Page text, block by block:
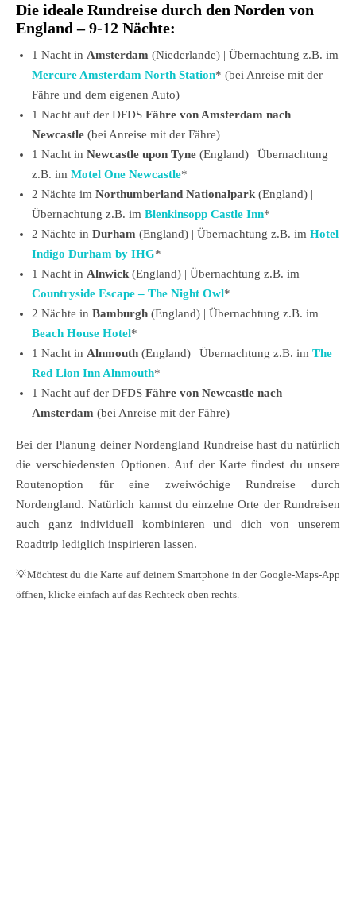
Die ideale Rundreise durch den Norden von
England – 9-12 Nächte:
1 Nacht in Amsterdam (Niederlande) | Übernachtung z.B. im
Mercure Amsterdam North Station* (bei Anreise mit der
Fähre und dem eigenen Auto)
1 Nacht auf der DFDS Fähre von Amsterdam nach
Newcastle (bei Anreise mit der Fähre)
1 Nacht in Newcastle upon Tyne (England) | Übernachtung
z.B. im Motel One Newcastle*
2 Nächte im Northumberland Nationalpark(England) |
Übernachtung z.B. im Blenkinsopp Castle Inn*
2 Nächte in Durham (England) | Übernachtung z.B. im Hotel
Indigo Durham by IHG*
1 Nacht in Alnwick(England) | Übernachtung z.B. im
Countryside Escape – The Night Owl*
2 Nächte in Bamburgh (England) | Übernachtung z.B. im
Beach House Hotel*
1 Nacht in Alnmouth (England) | Übernachtung z.B. im The
Red Lion Inn Alnmouth*
1 Nacht auf der DFDS Fähre von Newcastle nach
Amsterdam (bei Anreise mit der Fähre)
Bei der Planung deiner Nordengland Rundreise hast du natürlich
die verschiedensten Optionen. Auf der Karte findest du unsere
Routenoption für eine zweiwöchige Rundreise durch
Nordengland. Natürlich kannst du einzelne Orte der Rundreisen
auch ganz individuell kombinieren und dich von unserem
Roadtrip lediglich inspirieren lassen.
💡Möchtest du die Karte auf deinem Smartphone in der Google-Maps-App
öffnen, klicke einfach auf das Rechteck oben rechts.